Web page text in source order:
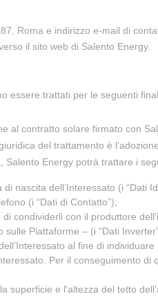
Roma e indirizzo e-mail di
il sito web di Salento Energy.
essere trattati per le seguenti
al contratto solare firmato con
del trattamento è
Energy potrà trattare i
nascita dell’Interessato (i “Dati
(i “Dati di Contatto”);
condividerli con il produttore
Piattaforme – (i “Dati
al fine di
Per il conseguimento
superficie e l'altezza del tetto